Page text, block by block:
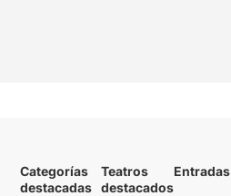
Categorías
destacadas
Teatros
destacados
Entradas